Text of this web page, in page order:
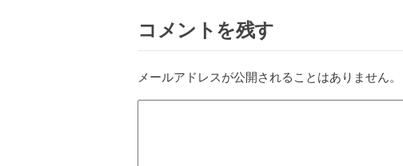
コメントを残す
メールアドレスが公開されることはありません。